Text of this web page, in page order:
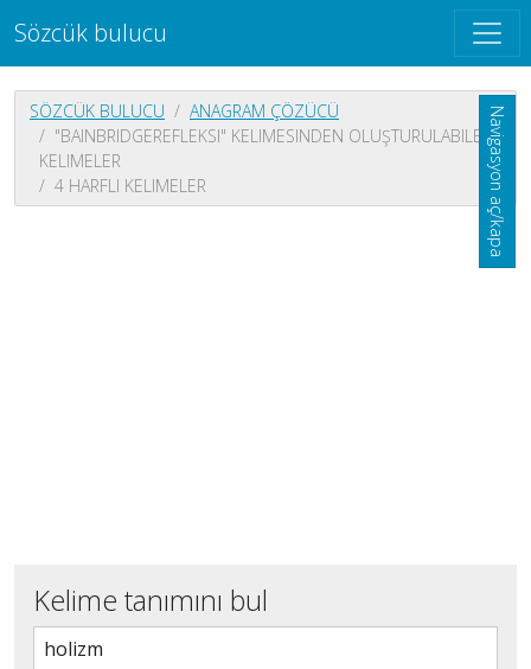
Sözcük bulucu
Navigasyon aç/kapa
SÖZCÜK BULUCU
ANAGRAM ÇÖZÜCÜ
"BAINBRIDGEREFLEKSI" KELIMESINDEN OLUŞTURULABILEN
KELIMELER
4 HARFLI KELIMELER
Kelime tanımını bul